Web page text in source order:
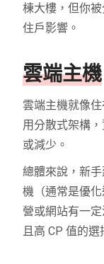
棟大樓，但你
住戶影響。
雲端主機
雲端主機就像
用分散式架構
或減少。
總體來說，新
機（通常是優
營或網站有一
且高 CP 值的選